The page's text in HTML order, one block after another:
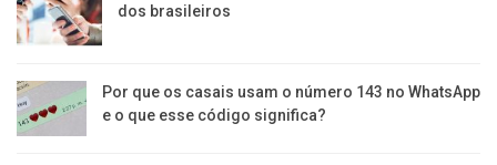
dos brasileiros
Por que os casais usam o número 143 no WhatsApp
e o que esse código significa?